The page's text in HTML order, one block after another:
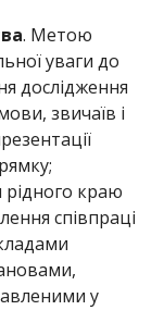
. Метою
уваги до
дослідження
звичаїв і
рідного краю
співпраці
у